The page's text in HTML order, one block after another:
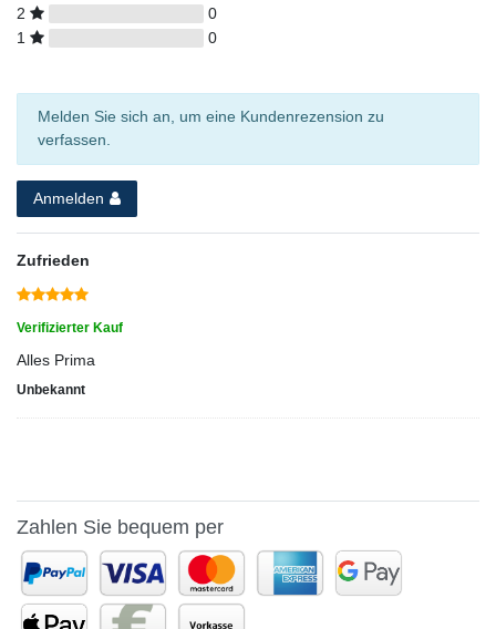
2
0
1
0
Melden Sie sich an, um eine Kundenrezension zu
verfassen.
Anmelden
Zufrieden
Verifizierter Kauf
Alles Prima
Unbekannt
Zahlen Sie bequem per